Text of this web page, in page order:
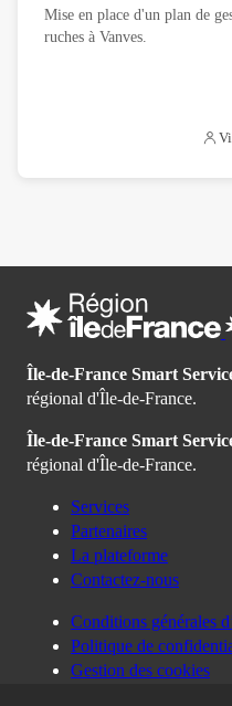
Mise en place d'un plan de
ruches à Vanves.